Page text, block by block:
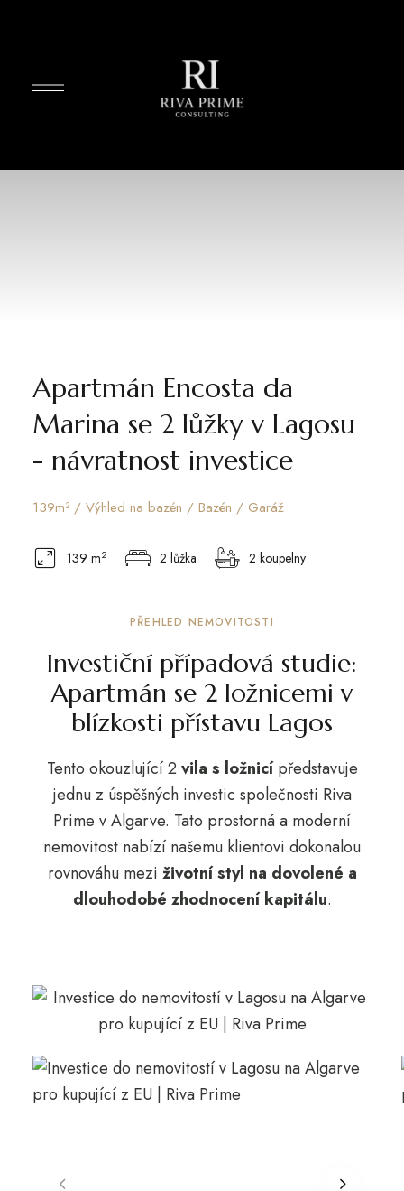
Apartmán Encosta da
Marina se 2 lůžky v Lagosu
- návratnost investice
139m² / Výhled na bazén / Bazén / Garáž
139 m2 2 lůžka 2 koupelny
PŘEHLED NEMOVITOSTI
Investiční případová studie:
Apartmán se 2 ložnicemi v
blízkosti přístavu Lagos
Tento okouzlující 2vila s ložnicípředstavuje
jednu z úspěšných investic společnosti Riva
Prime v Algarve. Tato prostorná a moderní
nemovitost nabízí našemu klientovi dokonalou
rovnováhu mezi životní styl na dovolené a
dlouhodobé zhodnocení kapitálu.